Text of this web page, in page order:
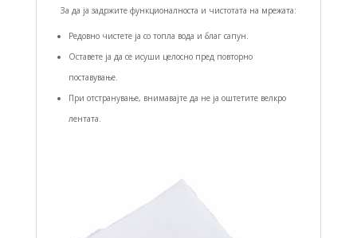
За да ја задржите функционалноста и чистотата на мрежата:
Редовно чистете ја со топла вода и благ сапун.
Оставете ја да се исуши целосно пред повторно
поставување.
При отстранување, внимавајте да не ја оштетите велкро
лентата.